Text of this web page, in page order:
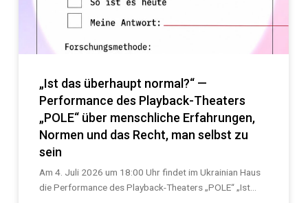
„Ist das überhaupt normal?“ —
Performance des Playback-Theaters
„POLE“ über menschliche Erfahrungen,
Normen und das Recht, man selbst zu
sein
Am 4. Juli 2026 um 18:00 Uhr findet im Ukrainian Haus
die Performance des Playback-Theaters „POLE“ „Ist...